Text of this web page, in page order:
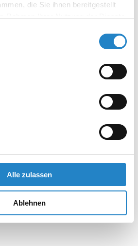
die Sie ihnen bereitgestellt
Alle zulassen
Ablehnen